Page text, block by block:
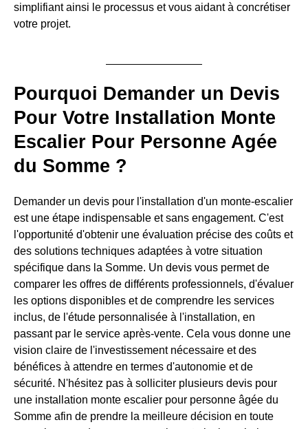
simplifiant ainsi le processus et vous aidant à concrétiser
votre projet.
Pourquoi Demander un Devis
Pour Votre Installation Monte
Escalier Pour Personne Agée
du Somme ?
Demander un devis pour l'installation d'un monte-escalier
est une étape indispensable et sans engagement. C'est
l'opportunité d'obtenir une évaluation précise des coûts et
des solutions techniques adaptées à votre situation
spécifique dans la Somme. Un devis vous permet de
comparer les offres de différents professionnels, d'évaluer
les options disponibles et de comprendre les services
inclus, de l'étude personnalisée à l'installation, en
passant par le service après-vente. Cela vous donne une
vision claire de l'investissement nécessaire et des
bénéfices à attendre en termes d'autonomie et de
sécurité. N'hésitez pas à solliciter plusieurs devis pour
une installation monte escalier pour personne âgée du
Somme afin de prendre la meilleure décision en toute